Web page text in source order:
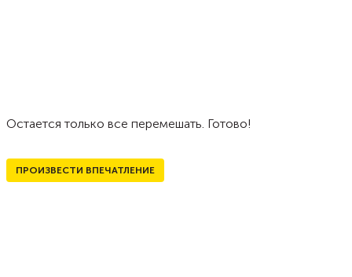
Остается только все перемешать. Готово!
ПРОИЗВЕСТИ ВПЕЧАТЛЕНИЕ